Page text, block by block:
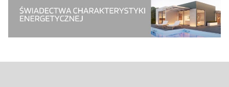
wciąż warto interesować się tym segmentem
rynku?